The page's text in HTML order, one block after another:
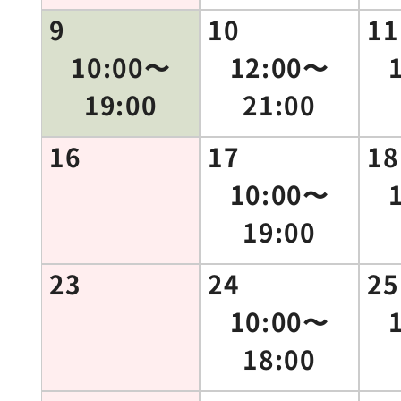
9
10:00〜
19:00
10
12:00〜
21:00
11
16
17
10:00〜
19:00
18
23
24
10:00〜
18:00
25